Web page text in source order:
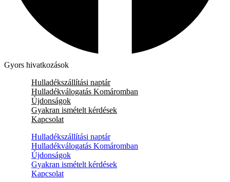
Gyors hivatkozások
Hulladékszállítási naptár
Hulladékválogatás Komáromban
Újdonságok
Gyakran ismételt kérdések
Kapcsolat
Hulladékszállítási naptár
Hulladékválogatás Komáromban
Újdonságok
Gyakran ismételt kérdések
Kapcsolat